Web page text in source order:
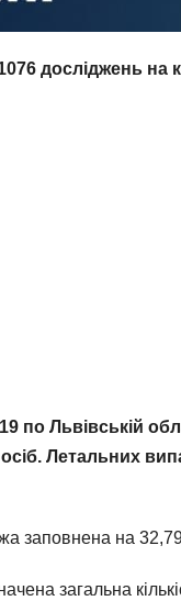
6 досліджень на
по Львівській
осіб. Летальних
заповнена на
загальна